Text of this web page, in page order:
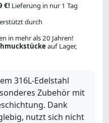
€! Lieferung in nur 1 Tag
durch
in mehr als 20 Jahren!
auf Lager,
316L-Edelstahl
Zubehör mit
Dank
nutzt sich nicht